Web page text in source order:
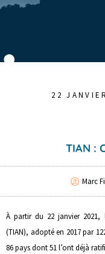
22
TIAN :
Marc
À partir du 22 janvier 2021,
(TIAN), adopté en 2017 par
86 pays dont 51 l’ont déjà